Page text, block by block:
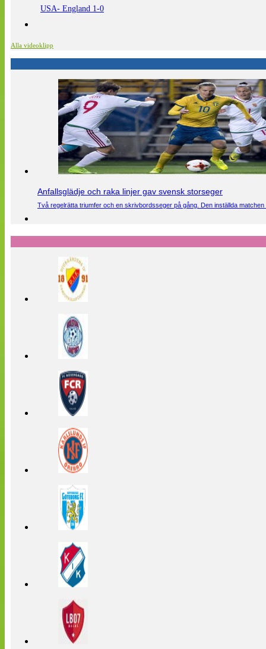
USA- England 1-0
Alla videoklipp
Anfallsglädje och raka linjer gav svensk storseger
Två regelrätta triumfer och en skrivbordsseger på gång. Den inställda